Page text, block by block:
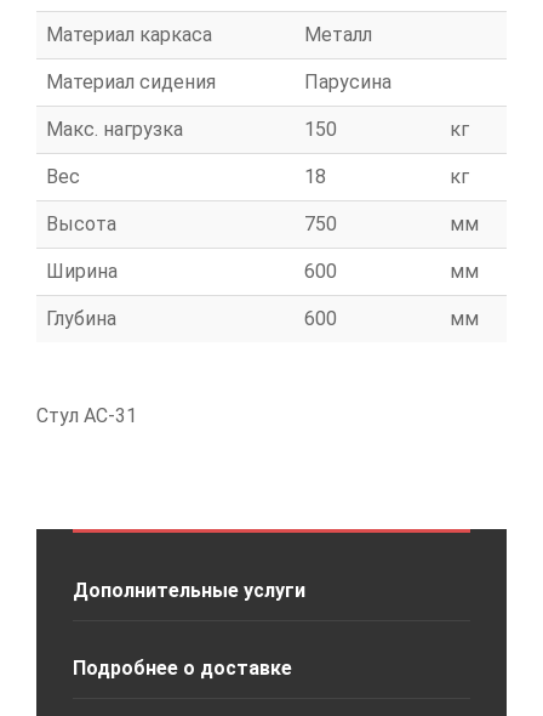
Материал каркаса Металл
Материал сидения Парусина
Макс. нагрузка 150 кг
Вес 18 кг
Высота 750 мм
Ширина 600 мм
Глубина 600 мм
Стул АС-31
Дополнительные услуги
Подробнее о доставке